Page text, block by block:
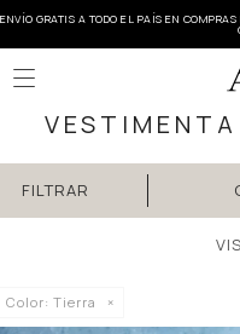
ENVÍO GRATIS A TODO EL PAÍS EN

Color: Tierra